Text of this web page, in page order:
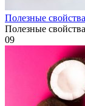
Полезные
Полезные
09